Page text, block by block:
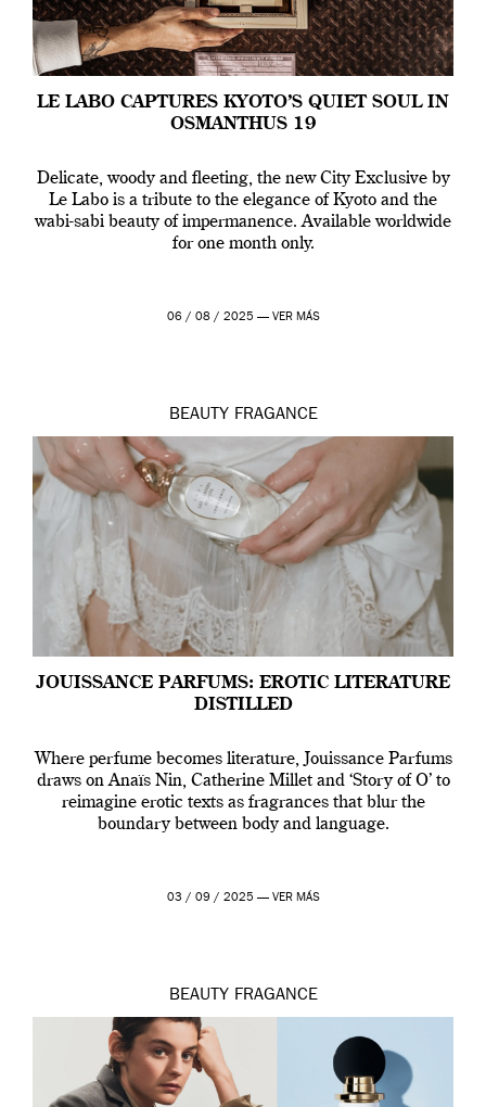
LE LABO CAPTURES KYOTO’S QUIET SOUL IN
OSMANTHUS 19
Delicate, woody and fleeting, the new City Exclusive by
Le Labo is a tribute to the elegance of Kyoto and the
wabi-sabi beauty of impermanence. Available worldwide
for one month only.
06 / 08 / 2025 — VER MÁS
BEAUTY FRAGANCE
JOUISSANCE PARFUMS: EROTIC LITERATURE
DISTILLED
Where perfume becomes literature, Jouissance Parfums
draws on Anaïs Nin, Catherine Millet and ‘Story of O’ to
reimagine erotic texts as fragrances that blur the
boundary between body and language.
03 / 09 / 2025 — VER MÁS
BEAUTY FRAGANCE